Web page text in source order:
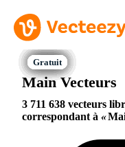
Main Vecteurs
3 711 638 vecteurs
correspondant à